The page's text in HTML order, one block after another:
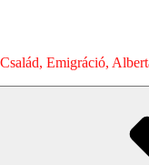
Emigráció,